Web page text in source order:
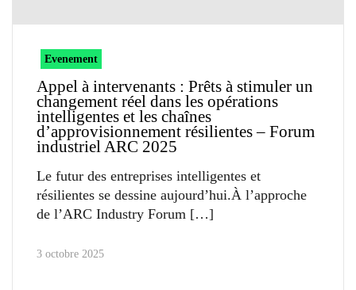
Evenement
Appel à intervenants : Prêts à stimuler un
changement réel dans les opérations
intelligentes et les chaînes
d’approvisionnement résilientes – Forum
industriel ARC 2025
Le futur des entreprises intelligentes et
résilientes se dessine aujourd’hui.À l’approche
de l’ARC Industry Forum
3 octobre 2025